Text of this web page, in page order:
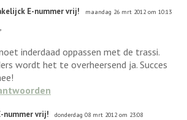
E-nummer vrij! maandag 26 mrt 2012 om 10:13
inderdaad oppassen met de trassi.
wordt het te overheersend ja. Succes
nummer vrij! donderdag 08 mrt 2012 om 23:08